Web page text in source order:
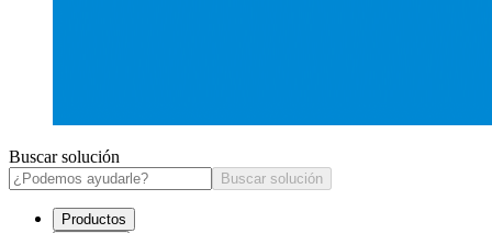
Buscar solución
Buscar solución
Productos